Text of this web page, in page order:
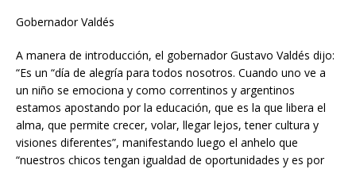
Gobernador Valdés
A manera de introducción, el gobernador Gustavo Valdés dijo:
“Es un “día de alegría para todos nosotros. Cuando uno ve a
un niño se emociona y como correntinos y argentinos
estamos apostando por la educación, que es la que libera el
alma, que permite crecer, volar, llegar lejos, tener cultura y
visiones diferentes”, manifestando luego el anhelo que
“nuestros chicos tengan igualdad de oportunidades y es por